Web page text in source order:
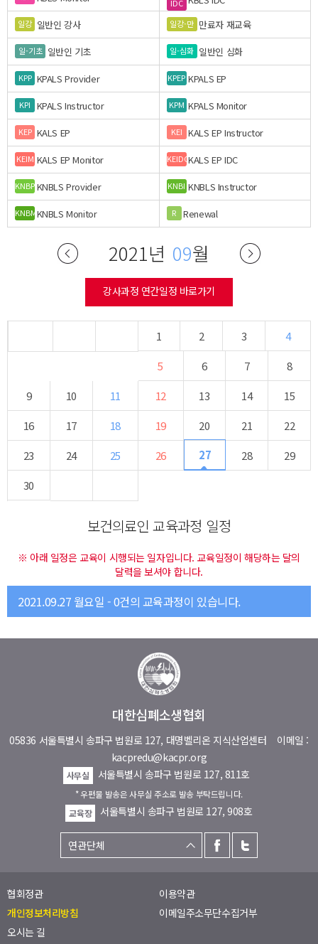
IDC
일강 일반인 강사 일강-만 만료자 재교육
일-기초 일반인 기초 일-심화 일반인 심화
KPP KPALS Provider KPEP KPALS EP
KPI KPALS Instructor KPM KPALS Monitor
KEP KALS EP KEI KALS EP Instructor
KEIM KALS EP Monitor KEIDCKALS EP IDC
KNBPKNBLS Provider KNBI KNBLS Instructor
KNBMKNBLS Monitor R Renewal
2021년 09월
강사과정 연간일정 바로가기
1 2 3
4
5
6 7
8
9
10 11 12 13 14
15
16
17 18 19 20 21
22
23
24 25 26 27 28
29
30
보건의료인 교육과정 일정
※ 아래 일정은 교육이 시행되는 일자입니다. 교육일정이 해당하는 달의
달력을 보셔야 합니다.
2021.09.27 월요일 - 0건의 교육과정이 있습니다.
대한심폐소생협회
05836 서울특별시 송파구 법원로 127, 대명벨리온 지식산업센터 이메일 :
kacpredu@kacpr.org
사무실 서울특별시 송파구 법원로 127, 811호
* 우편물 발송은 사무실 주소로 발송 부탁드립니다.
교육장
서울특별시 송파구 법원로 127, 908호
협회정관
이용약관
개인정보처리방침
이메일주소무단수집거부
오시는 길